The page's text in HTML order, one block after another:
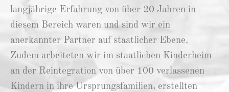
langjährige Erfahrung von über 20 Jahren in
diesem Bereich waren und sind wir ein
anerkannter Partner auf staatlicher Ebene.
Zudem arbeiteten wir im staatlichen Kinderheim
an der Reintegration von über 100 verlassenen
Kindern in ihre Ursprungsfamilien, erstellten